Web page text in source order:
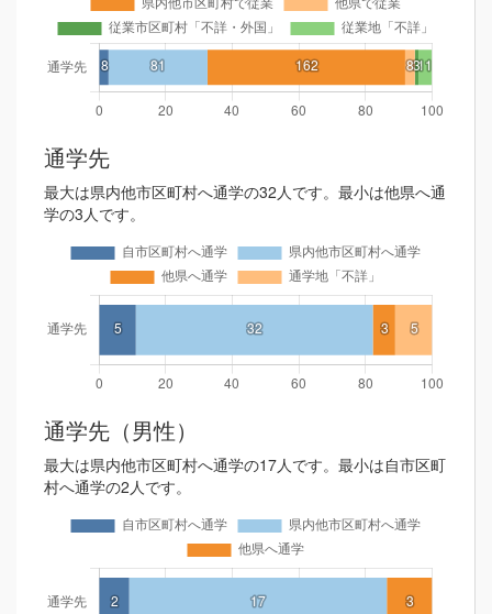
通学先
最大は県内他市区町村へ通学の32人です。最小は他県へ通
学の3人です。
通学先（男性）
最大は県内他市区町村へ通学の17人です。最小は自市区町
村へ通学の2人です。